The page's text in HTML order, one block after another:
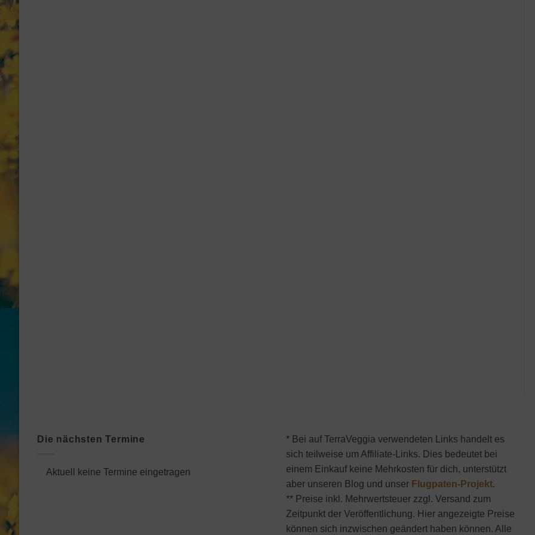
Die nächsten Termine
Aktuell keine Termine eingetragen
* Bei auf TerraVeggia verwendeten Links handelt es
sich teilweise um Affiliate-Links. Dies bedeutet bei
einem Einkauf keine Mehrkosten für dich, unterstützt
aber unseren Blog und unser Flugpaten-Projekt.
** Preise inkl. Mehrwertsteuer zzgl. Versand zum
Zeitpunkt der Veröffentlichung. Hier angezeigte Preise
können sich inzwischen geändert haben können. Alle